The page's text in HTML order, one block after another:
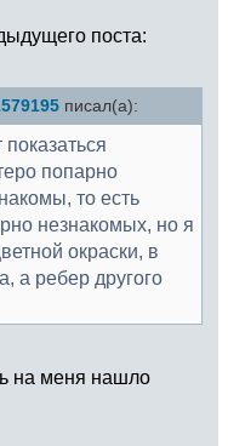
поста:
писал(а):
попарно
то есть
незнакомых, но я
окраски, в
а ребер другого
на меня нашло